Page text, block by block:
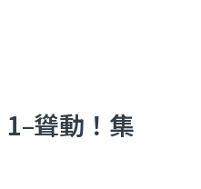
1–聳動！集